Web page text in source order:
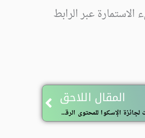
عبر الرابط
المقال اللاحق
الدعوة لتقديم ترشيحات لجائزة الإسكوا للمحتوى الرقمي العربي 2025 2026‎
Next